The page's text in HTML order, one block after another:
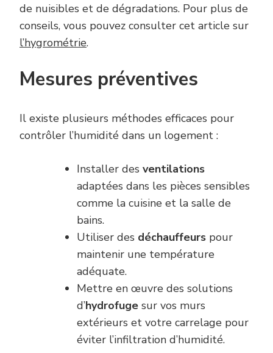
de nuisibles et de dégradations. Pour plus de
conseils, vous pouvez consulter cet article sur
l’hygrométrie.
Mesures préventives
Il existe plusieurs méthodes efficaces pour
contrôler l’humidité dans un logement :
Installer des ventilations
adaptées dans les pièces sensibles
comme la cuisine et la salle de
bains.
Utiliser des déchauffeurs pour
maintenir une température
adéquate.
Mettre en œuvre des solutions
d’hydrofuge sur vos murs
extérieurs et votre carrelage pour
éviter l’infiltration d’humidité.